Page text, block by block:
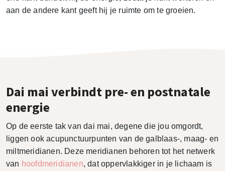
aan de andere kant geeft hij je ruimte om te groeien.
Dai mai verbindt pre- en postnatale
energie
Op de eerste tak van dai mai, degene die jou omgordt,
liggen ook acupunctuurpunten van de galblaas-, maag- en
miltmeridianen. Deze meridianen behoren tot het netwerk
van hoofdmeridianen, dat oppervlakkiger in je lichaam is